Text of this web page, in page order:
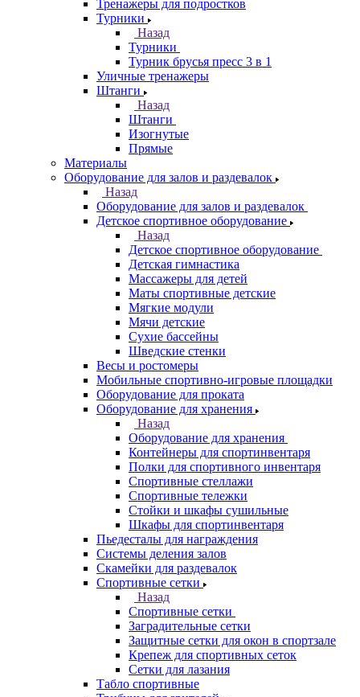
Тренажеры для подростков
Турники
Назад
Турники
Турник брусья пресс 3 в 1
Уличные тренажеры
Штанги
Назад
Штанги
Изогнутые
Прямые
Материалы
Оборудование для залов и раздевалок
Назад
Оборудование для залов и раздевалок
Детское спортивное оборудование
Назад
Детское спортивное оборудование
Детская гимнастика
Массажеры для детей
Маты спортивные детские
Мягкие модули
Мячи детские
Сухие бассейны
Шведские стенки
Весы и ростомеры
Мобильные спортивно-игровые площадки
Оборудование для проката
Оборудование для хранения
Назад
Оборудование для хранения
Контейнеры для спортинвентаря
Полки для спортивного инвентаря
Спортивные стеллажи
Спортивные тележки
Стойки и шкафы сушильные
Шкафы для спортинвентаря
Пьедесталы для награждения
Системы деления залов
Скамейки для раздевалок
Спортивные сетки
Назад
Спортивные сетки
Заградительные сетки
Защитные сетки для окон в спортзале
Крепеж для спортивных сеток
Сетки для лазания
Табло спортивные